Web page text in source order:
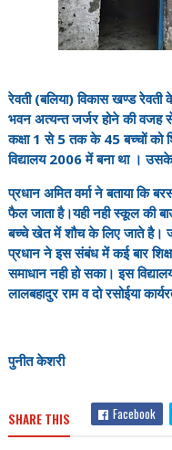
रेवती (बलिया) विकास खण्ड रेवती
भवन अत्यन्त जर्जर होने की वजह से
कक्षा 1 से 5 तक के 45 बच्चों को
विद्यालय 2006 में बना था । उसके
प्रधान अमित वर्मा ने बताया कि
फैल जाता है।यही नही स्कूल की
बच्चे खेत में शौच के लिए जाते है।
प्रधान ने इस संबंध में कई बार
समाधान नही हो सका। इस
लालबहादुर राम व दो रसोईया
पुनीत केशरी
SHARE THIS Facebook